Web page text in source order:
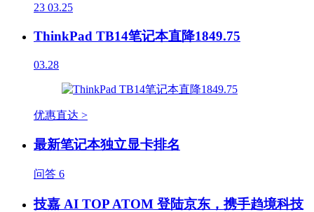
23 03.25
ThinkPad TB14笔记本直降1849.75
03.28
优惠直达 >
最新笔记本独立显卡排名
问答 6
技嘉 AI TOP ATOM 登陆京东，携手趋境科技